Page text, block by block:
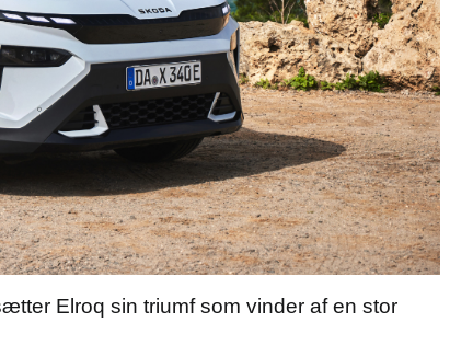
Elroq sin triumf som vinder af en stor